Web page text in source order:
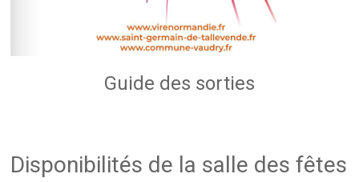
Guide des sorties
Disponibilités de la salle des fêtes